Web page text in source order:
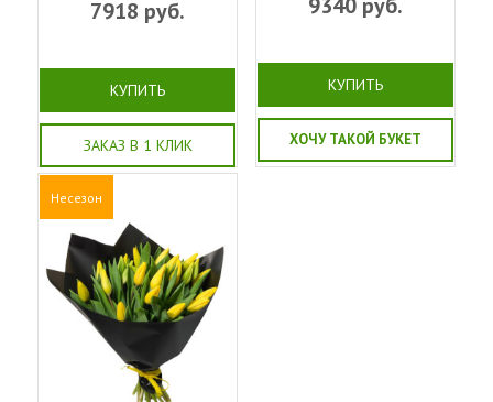
7918 руб.
КУПИТЬ
ЗАКАЗ В 1 КЛИК
КУПИТЬ
ХОЧУ ТАКОЙ БУКЕТ
Несезон